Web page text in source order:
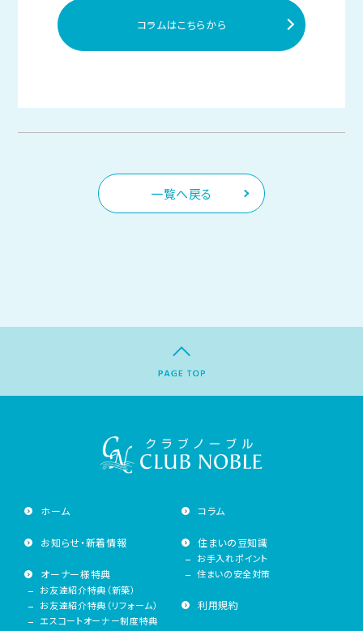
コラムはこちらから
一覧へ戻る
ホーム
お知らせ・新着情報
オーナー様特典
お友達紹介特典（新築）
お友達紹介特典（リフォーム）
エスコートオーナー制度特典
コラム
住まいの豆知識
お手入れポイント
住まいの安全対策
利用規約